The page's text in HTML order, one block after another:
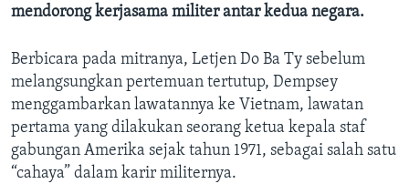
mendorong kerjasama militer antar kedua negara.
Berbicara pada mitranya, Letjen Do Ba Ty sebelum
melangsungkan pertemuan tertutup, Dempsey
menggambarkan lawatannya ke Vietnam, lawatan
pertama yang dilakukan seorang ketua kepala staf
gabungan Amerika sejak tahun 1971, sebagai salah satu
“cahaya” dalam karir militernya.